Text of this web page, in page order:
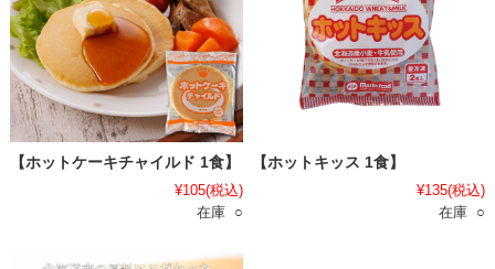
【ホットケーキチャイルド 1食】
¥105(税込)
在庫 ○
【ホットキッス 1食】
¥135(税込)
在庫 ○